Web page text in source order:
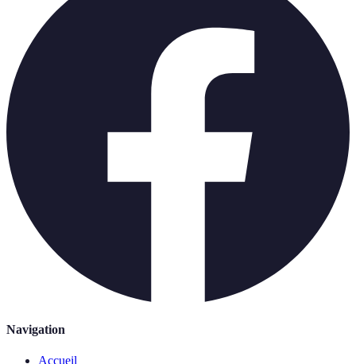
Navigation
Accueil